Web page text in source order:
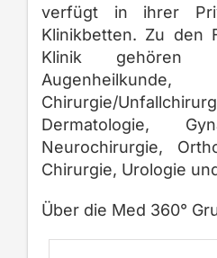
verfügt in ihrer
Klinikbetten. Zu den
Klinik gehören
Augenheilkunde,
Chirurgie/
Dermatologie,
Neurochirurgie,
Chirurgie, Urologie
Über die Med 360°